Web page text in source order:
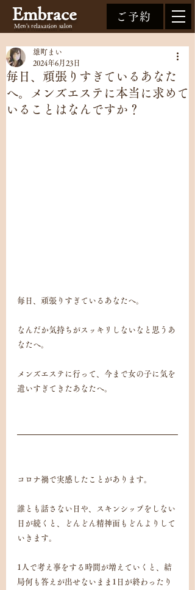
Men's relaxation salon
Embrace ご予約
毎日、頑張りすぎているあなた
へ。メンズエステに本当に求めて
いることはなんですか？
雄町まい
2024年6月23日
毎日、頑張りすぎているあなたへ。
なんだか気持ちがスッキリしないなと思うあ
なたへ。
メンズエステに行って、今まで女の子に気を
遣いすぎてきたあなたへ。
コロナ禍で実感したことがあります。
誰とも話さない日や、スキンシップをしない
日が続くと、どんどん精神面もどんよりして
いきます。
1人で考え事をする時間が増えていくと、結
局何も答えが出せないまま1日が終わったり